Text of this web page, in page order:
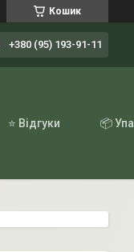
Кошик
+380 (95) 193-91-11
⭐ Відгуки 📦